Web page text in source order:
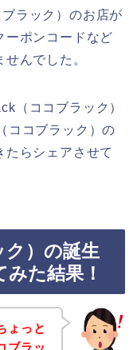
ラック）のお店が
ーポンコードなど
んでした。
（ココブラック）
ココブラック）の
たらシェアさせて
）の誕生
た結果！
ょっと
ブラッ